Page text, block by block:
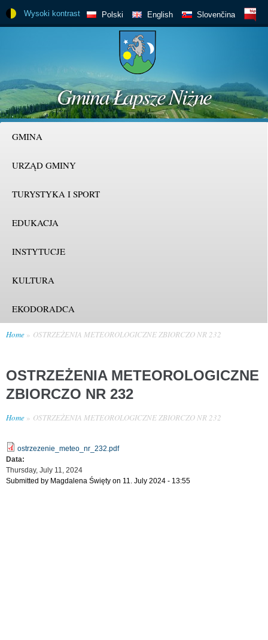
main
content
BIP
Polski English Slovenčina
Wysoki kontrast
Gmina Łapsze Niżne
GMINA
URZĄD GMINY
TURYSTYKA I SPORT
EDUKACJA
INSTYTUCJE
KULTURA
EKODORADCA
Home OSTRZEŻENIA METEOROLOGICZNE ZBIORCZO NR 232
OSTRZEŻENIA METEOROLOGICZNE
ZBIORCZO NR 232
Home OSTRZEŻENIA METEOROLOGICZNE ZBIORCZO NR 232
ostrzezenie_meteo_nr_232.pdf
Data:
Thursday, July 11, 2024
Submitted by Magdalena Święty on 11. July 2024 - 13:55